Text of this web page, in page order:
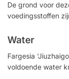
De grond voor
voedingsstoffen
Water
Fargesia
voldoende water